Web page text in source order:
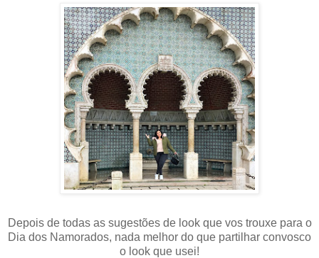
Depois de todas as sugestões de look que vos trouxe para o
Dia dos Namorados, nada melhor do que partilhar convosco
o look que usei!